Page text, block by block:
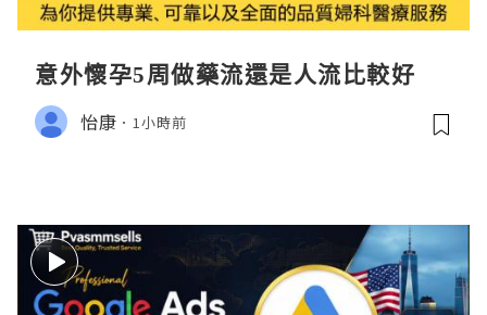
意外懷孕5周做藥流還是人流比較好
怡康 1小時前